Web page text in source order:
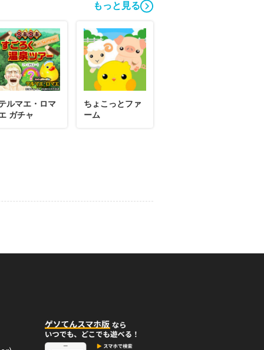
もっと見る
ルマエ・ロマ
ガチャ
ちょこっとファ
ーム